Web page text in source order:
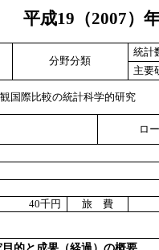
平成19 （2007）
分野分類
統計
主要
国際比較の統計科学的研究
ロ
40千円 旅 費